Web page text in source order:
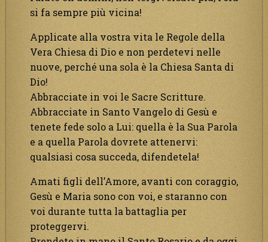
si fa sempre più vicina!
Applicate alla vostra vita le Regole della
Vera Chiesa di Dio e non perdetevi nelle
nuove, perché una sola è la Chiesa Santa di
Dio!
Abbracciate in voi le Sacre Scritture.
Abbracciate in Santo Vangelo di Gesù e
tenete fede solo a Lui: quella è la Sua Parola
e a quella Parola dovrete attenervi:
qualsiasi cosa succeda, difendetela!
Amati figli dell’Amore, avanti con coraggio,
Gesù e Maria sono con voi, e staranno con
voi durante tutta la battaglia per
proteggervi.